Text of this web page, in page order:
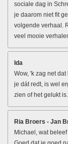
sociale dag in
je daarom niet fit
volgende verhaal.
veel mooie
Ida
Wow, 'k zag net
je dát redt, is wel
zien of het gelukt
Ria Broers - Jan
Michael, wat